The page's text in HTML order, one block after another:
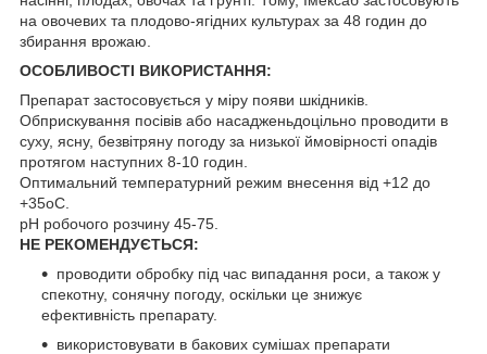
на овочевих та плодово-ягідних культурах за 48 годин до
збирання врожаю.
ОСОБЛИВОСТІ ВИКОРИСТАННЯ:
Препарат застосовується у міру появи шкідників.
Обприскування посівів або насадженьдоцільно проводити в
суху, ясну, безвітряну погоду за низької ймовірності опадів
протягом наступних 8-10 годин.
Оптимальний температурний режим внесення від +12 до
+35оС.
рН робочого розчину 45-75.
НЕ РЕКОМЕНДУЄТЬСЯ:
проводити обробку під час випадання роси, а також у
спекотну, сонячну погоду, оскільки це знижує
ефективність препарату.
використовувати в бакових сумішах препарати